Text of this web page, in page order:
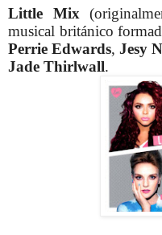
Little Mix
musical británico
Perrie Edwards, Jesy
Jade Thirlwall.